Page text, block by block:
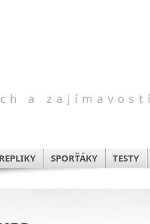
a
REPLIKY SPORŤÁKY TESTY